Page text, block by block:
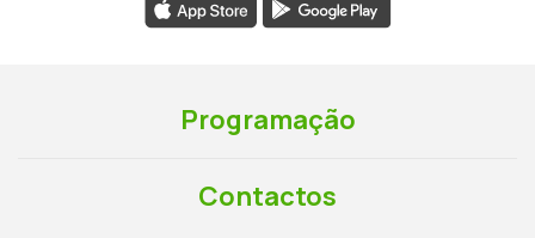
Programação
Contactos